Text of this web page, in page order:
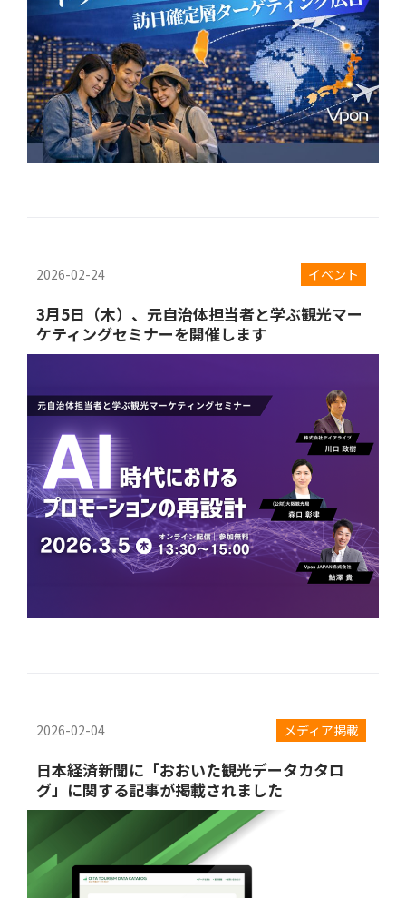
2026-02-24 イベント
3月5日（木）、元自治体担当者と学ぶ観光マー
ケティングセミナーを開催します
2026-02-04 メディア掲載
日本経済新聞に「おおいた観光データカタロ
グ」に関する記事が掲載されました